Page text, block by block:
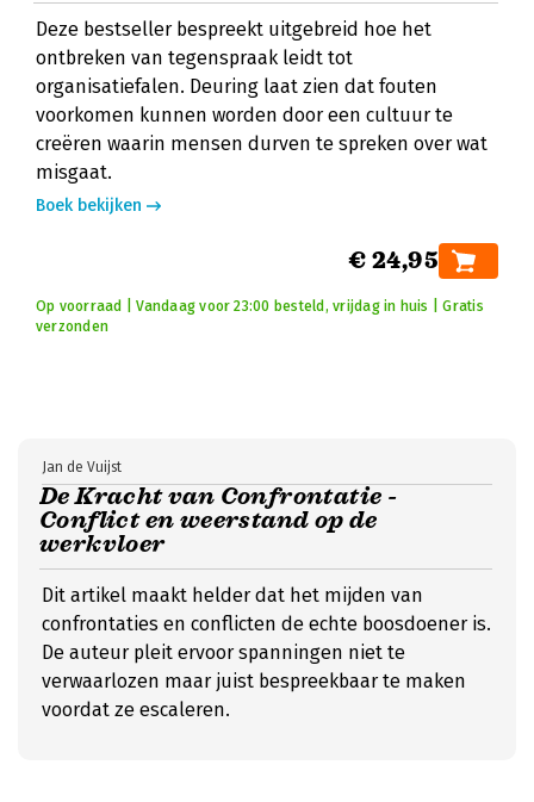
Deze bestseller bespreekt uitgebreid hoe het
ontbreken van tegenspraak leidt tot
organisatiefalen. Deuring laat zien dat fouten
voorkomen kunnen worden door een cultuur te
creëren waarin mensen durven te spreken over wat
misgaat.
Boek bekijken
€ 24,95
Op voorraad | Vandaag voor 23:00 besteld, vrijdag in huis | Gratis
verzonden
De Kracht van Confrontatie -
Conflict en weerstand op de
werkvloer
Jan de Vuijst
Dit artikel maakt helder dat het mijden van
confrontaties en conflicten de echte boosdoener is.
De auteur pleit ervoor spanningen niet te
verwaarlozen maar juist bespreekbaar te maken
voordat ze escaleren.